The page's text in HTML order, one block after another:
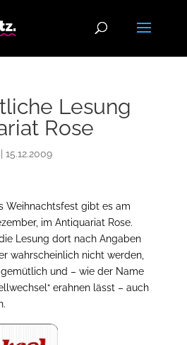
Lesung
Rose
15.12.2009
Weihnachtsfest gibt es am
im Antiquariat Rose.
Lesung dort nach Angaben
wahrscheinlich nicht werden,
und – wie der Name
erahnen lässt – auch